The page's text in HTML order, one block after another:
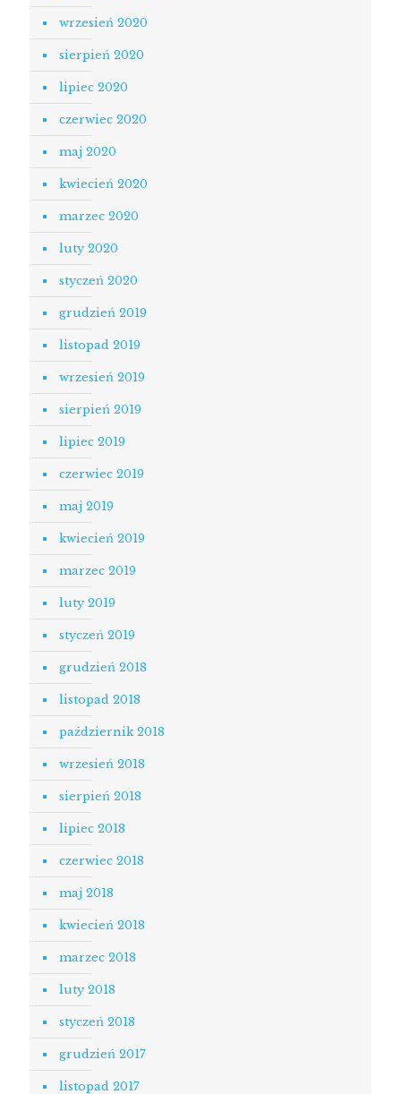
wrzesień 2020
sierpień 2020
lipiec 2020
czerwiec 2020
maj 2020
kwiecień 2020
marzec 2020
luty 2020
styczeń 2020
grudzień 2019
listopad 2019
wrzesień 2019
sierpień 2019
lipiec 2019
czerwiec 2019
maj 2019
kwiecień 2019
marzec 2019
luty 2019
styczeń 2019
grudzień 2018
listopad 2018
październik 2018
wrzesień 2018
sierpień 2018
lipiec 2018
czerwiec 2018
maj 2018
kwiecień 2018
marzec 2018
luty 2018
styczeń 2018
grudzień 2017
listopad 2017